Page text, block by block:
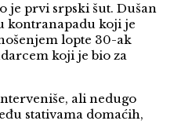
je prvi srpski šut. Dušan
kontranapadu koji je
lopte 30-ak
koji je bio za
ali nedugo
stativama domaćih,